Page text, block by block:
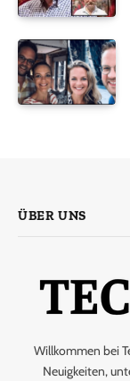
ÜBER UNS
Willkommen bei
Neuigkeiten,